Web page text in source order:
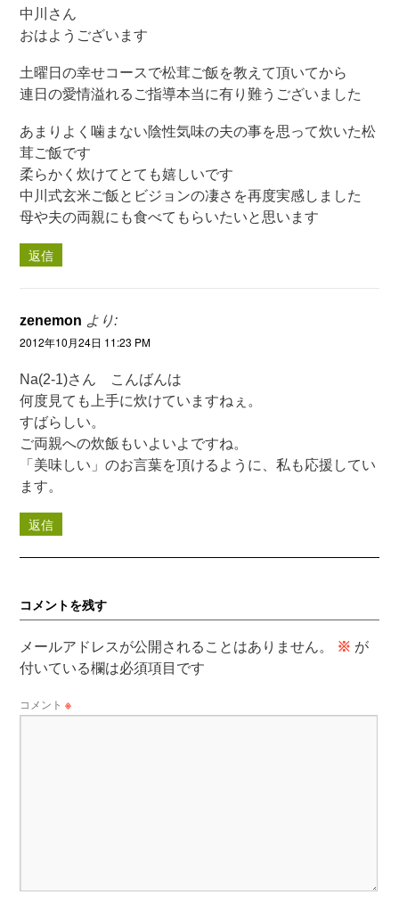
中川さん
おはようございます
土曜日の幸せコースで松茸ご飯を教えて頂いてから
連日の愛情溢れるご指導本当に有り難うございました
あまりよく噛まない陰性気味の夫の事を思って炊いた松
茸ご飯です
柔らかく炊けてとても嬉しいです
中川式玄米ご飯とビジョンの凄さを再度実感しました
母や夫の両親にも食べてもらいたいと思います
返信
zenemon より:
2012年10月24日 11:23 PM
Na(2-1)さん こんばんは
何度見ても上手に炊けていますねぇ。
すばらしい。
ご両親への炊飯もいよいよですね。
「美味しい」のお言葉を頂けるように、私も応援してい
ます。
返信
コメントを残す
メールアドレスが公開されることはありません。 ※ が
付いている欄は必須項目です
コメント※